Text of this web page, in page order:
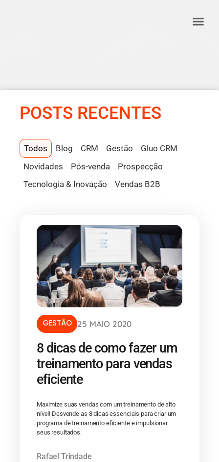
POSTS RECENTES
Blog CRM Gestão
Gluo CRM
Novidades
Pós-venda
Prospecção
Tecnologia & Inovação
Vendas B2B
Todos
GESTÃO 25 MAIO 2020
8 dicas de como fazer um
treinamento para vendas
eficiente
Maximize suas vendas com um treinamento de alto
nível! Desvende as 8 dicas essenciais para criar um
programa de treinamento eficiente e impulsionar
seus resultados.
Rafael Trindade